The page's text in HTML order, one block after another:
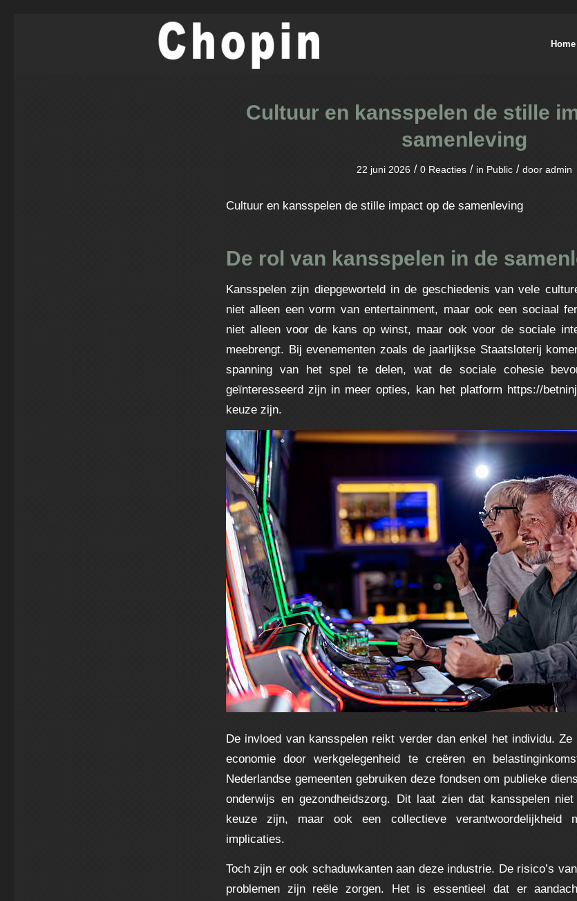
Home
Cultuur en kansspelen de stille
samenleving
22 juni 2026 / 0 Reacties / in Public / door admin
Cultuur en kansspelen de stille impact op de samenleving
De rol van kansspelen in de
Kansspelen zijn diepgeworteld in de geschiedenis van vele
niet alleen een vorm van entertainment, maar ook een sociaal
niet alleen voor de kans op winst, maar ook voor de sociale
meebrengt. Bij evenementen zoals de jaarlijkse Staatsloterij
spanning van het spel te delen, wat de sociale cohesie
geïnteresseerd zijn in meer opties, kan het platform https://
keuze zijn.
De invloed van kansspelen reikt verder dan enkel het individu.
economie door werkgelegenheid te creëren en
Nederlandse gemeenten gebruiken deze fondsen om publieke
onderwijs en gezondheidszorg. Dit laat zien dat kansspelen
keuze zijn, maar ook een collectieve verantwoordelijkheid
implicaties.
Toch zijn er ook schaduwkanten aan deze industrie. De risico’s
problemen zijn reële zorgen. Het is essentieel dat er